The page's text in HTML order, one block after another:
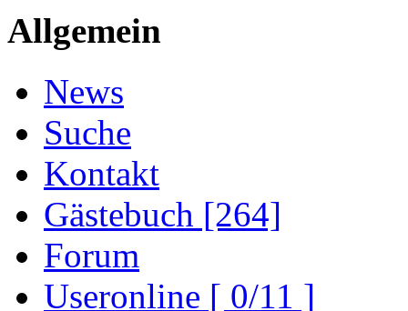
Allgemein
News
Suche
Kontakt
Gästebuch [264]
Forum
Useronline [ 0/11 ]